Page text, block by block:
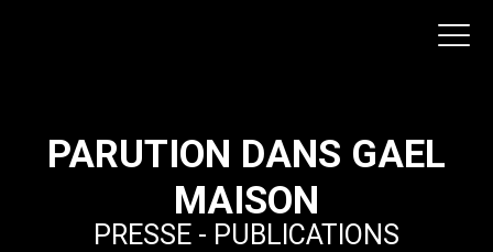
PARUTION DANS GAEL
MAISON
PRESSE - PUBLICATIONS